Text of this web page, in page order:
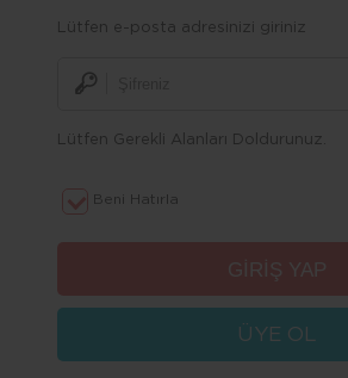
Lütfen e-posta adresinizi giriniz
Lütfen Gerekli Alanları Doldurunuz.
Beni Hatırla
ÜYE OL